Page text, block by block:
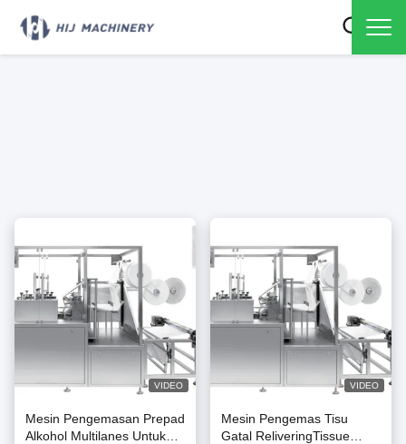
VIDEO
Mesin Pengemasan Prepad
Alkohol Multilanes Untuk
VIDEO
Mesin Pengemas Tisu
Gatal ReliveringTissue